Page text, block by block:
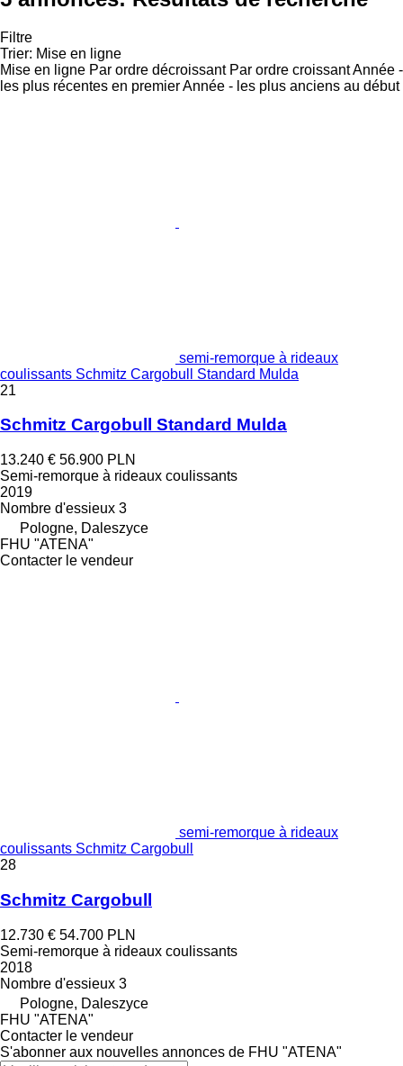
Filtre
Trier: Mise en ligne
Mise en ligne Par ordre décroissant Par ordre croissantAnnée -
les plus récentes en premierAnnée - les plus anciens au début
semi-remorque à rideaux
coulissants Schmitz Cargobull Standard Mulda
21
Schmitz Cargobull Standard Mulda
13.240 € 56.900 PLN
Semi-remorque à rideaux coulissants
2019
Nombre d'essieux 3
Pologne, Daleszyce
FHU "ATENA"
Contacter le vendeur
semi-remorque à rideaux
coulissants Schmitz Cargobull
28
Schmitz Cargobull
12.730 € 54.700 PLN
Semi-remorque à rideaux coulissants
2018
Nombre d'essieux 3
Pologne, Daleszyce
FHU "ATENA"
Contacter le vendeur
S'abonner aux nouvelles annonces de FHU "ATENA"